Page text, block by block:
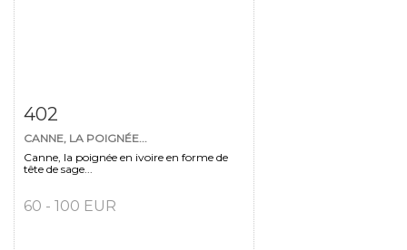
Fiche détaillée
402
CANNE, LA POIGNÉE...
Canne, la poignée en ivoire en forme de
tête de sage...
60 - 100 EUR